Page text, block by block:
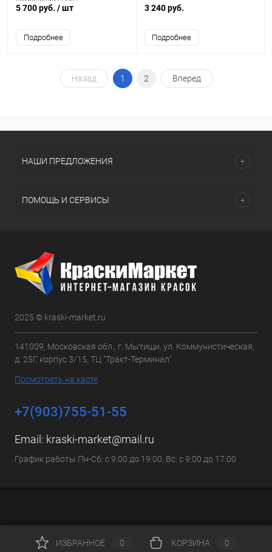
5 700 руб. / шт
Подробнее
3 240 руб.
Подробнее
Назад 1 2 Вперед
НАШИ ПРЕДЛОЖЕНИЯ
ПОМОЩЬ И СЕРВИСЫ
2025 © kraski-market.ru
141009, Московская обл., г. Мытищи, ул. Коммунистическая,
д. 25Г, корпус 3/15, ТЦ "Тракт-Терминал"
Посмотреть на карте
+7(903)755-51-55
Email: kraski-market@mail.ru
График работы Пн-Сб: с 9:00 до 19:00, Вс: с 9:00 до 17:00
ИЗБРАННОЕ 0 КОРЗИНА 0